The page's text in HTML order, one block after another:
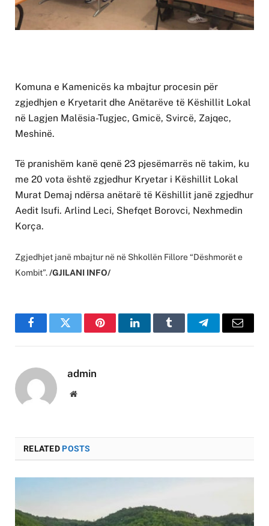
Komuna e Kamenicës ka mbajtur procesin për
zgjedhjen e Kryetarit dhe Anëtarëve të Këshillit Lokal
në Lagjen Malësia-Tugjec, Gmicë, Svircë, Zajqec,
Meshinë.
Të pranishëm kanë qenë 23 pjesëmarrës në takim, ku
me 20 vota është zgjedhur Kryetar i Këshillit Lokal
Murat Demaj ndërsa anëtarë të Këshillit janë zgjedhur
Aedit Isufi. Arlind Leci, Shefqet Borovci, Nexhmedin
Korça.
Zgjedhjet janë mbajtur në në Shkollën Fillore “Dëshmorët e
Kombit”./GJILANI INFO/
FacebookTwitter PinterestLinkedInTumblr TelegramEmail
admin
Website
RELATEDPOSTS